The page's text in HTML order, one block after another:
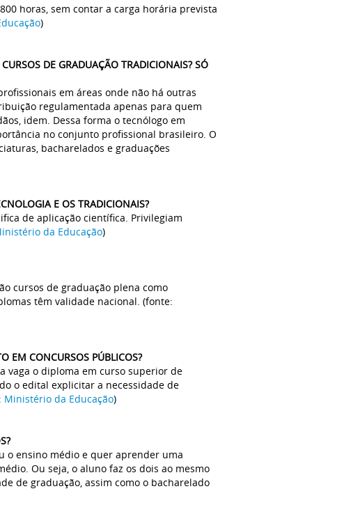
horas, sem contar a carga horária prevista
)
DE GRADUAÇÃO TRADICIONAIS? SÓ
em áreas onde não há outras
regulamentada apenas para quem
idem. Dessa forma o tecnólogo em
no conjunto profissional brasileiro. O
bacharelados e graduações
E OS TRADICIONAIS?
de aplicação científica. Privilegiam
da Educação)
cursos de graduação plena como
têm validade nacional. (fonte:
EM CONCURSOS PÚBLICOS?
vaga o diploma em curso superior de
o edital explicitar a necessidade de
Ministério da Educação)
o ensino médio e quer aprender uma
Ou seja, o aluno faz os dois ao mesmo
de graduação, assim como o bacharelado